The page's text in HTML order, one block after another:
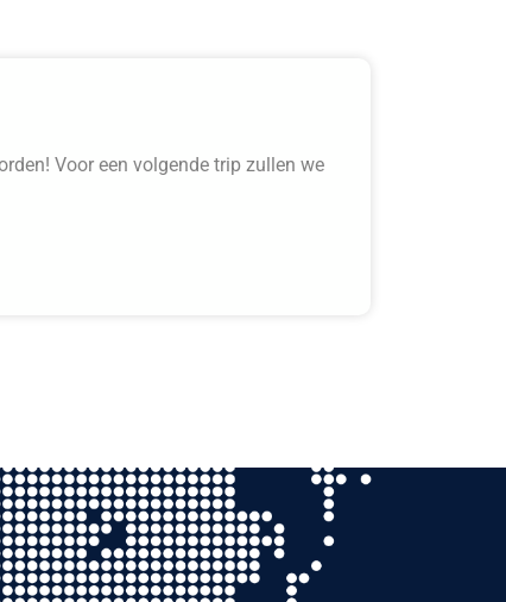
Voor een volgende trip zullen we